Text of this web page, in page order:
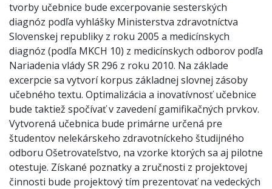
tvorby učebnice bude excerpovanie sesterských
diagnóz podľa vyhlášky Ministerstva zdravotníctva
Slovenskej republiky z roku 2005 a medicínskych
diagnóz (podľa MKCH 10) z medicínskych odborov podľa
Nariadenia vlády SR 296 z roku 2010. Na základe
excerpcie sa vytvorí korpus základnej slovnej zásoby
učebného textu. Optimalizácia a inovatívnosť učebnice
bude taktiež spočívať v zavedení gamifikačných prvkov.
Vytvorená učebnica bude primárne určená pre
študentov nelekárskeho zdravotníckeho študijného
odboru Ošetrovateľstvo, na vzorke ktorých sa aj pilotne
otestuje. Získané poznatky a zručnosti z projektovej
činnosti bude projektový tím prezentovať na vedeckých